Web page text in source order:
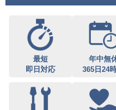
最短
即日対応
年中無
365日24